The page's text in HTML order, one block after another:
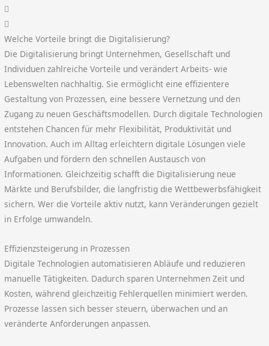
Welche Vorteile bringt die Digitalisierung?
Die Digitalisierung bringt Unternehmen, Gesellschaft und
Individuen zahlreiche Vorteile und verändert Arbeits- wie
Lebenswelten nachhaltig. Sie ermöglicht eine effizientere
Gestaltung von Prozessen, eine bessere Vernetzung und den
Zugang zu neuen Geschäftsmodellen. Durch digitale Technologien
entstehen Chancen für mehr Flexibilität, Produktivität und
Innovation. Auch im Alltag erleichtern digitale Lösungen viele
Aufgaben und fördern den schnellen Austausch von
Informationen. Gleichzeitig schafft die Digitalisierung neue
Märkte und Berufsbilder, die langfristig die Wettbewerbsfähigkeit
sichern. Wer die Vorteile aktiv nutzt, kann Veränderungen gezielt
in Erfolge umwandeln.
Effizienzsteigerung in Prozessen
Digitale Technologien automatisieren Abläufe und reduzieren
manuelle Tätigkeiten. Dadurch sparen Unternehmen Zeit und
Kosten, während gleichzeitig Fehlerquellen minimiert werden.
Prozesse lassen sich besser steuern, überwachen und an
veränderte Anforderungen anpassen.